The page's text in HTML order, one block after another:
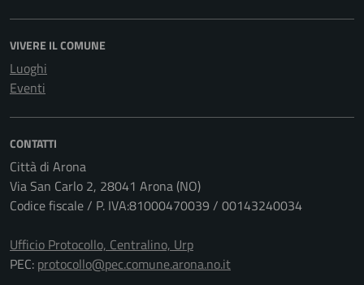
VIVERE IL COMUNE
Luoghi
Eventi
CONTATTI
Città di Arona
Via San Carlo 2, 28041 Arona (NO)
Codice fiscale / P. IVA:81000470039 / 00143240034
Ufficio Protocollo, Centralino, Urp
PEC: protocollo@pec.comune.arona.no.it